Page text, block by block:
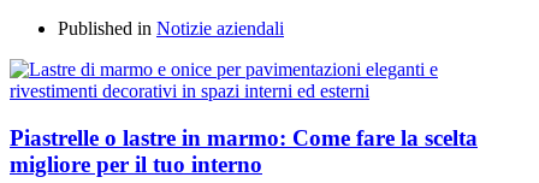
Published in Notizie aziendali
Piastrelle o lastre in marmo: Come fare la scelta
migliore per il tuo interno